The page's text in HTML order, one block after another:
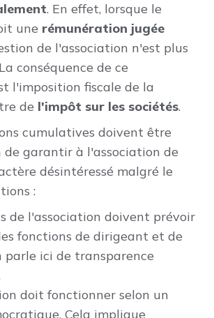
. En effet, lorsque le
une rémunération jugée
de l'association n'est plus
conséquence de ce
l'imposition fiscale de la
de l'impôt sur les sociétés.
cumulatives doivent être
de garantir à l'association de
désintéressé malgré le
:
de l'association doivent prévoir
fonctions de dirigeant et de
parle ici de transparence
doit fonctionner selon un
Cela implique